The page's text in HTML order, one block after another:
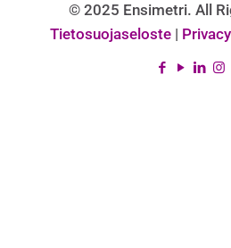
© 2025 Ensimetri. All
Tietosuojaseloste |